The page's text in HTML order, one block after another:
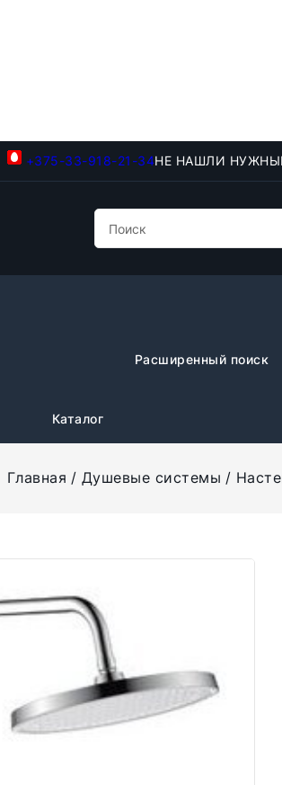
+375-33-918-21-34НЕ НАШЛИ
Каталог
Расширенный поиск
Главная Душевые системы